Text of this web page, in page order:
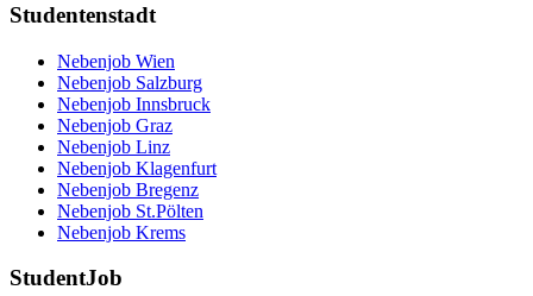
Studentenstadt
Nebenjob Wien
Nebenjob Salzburg
Nebenjob Innsbruck
Nebenjob Graz
Nebenjob Linz
Nebenjob Klagenfurt
Nebenjob Bregenz
Nebenjob St.Pölten
Nebenjob Krems
StudentJob